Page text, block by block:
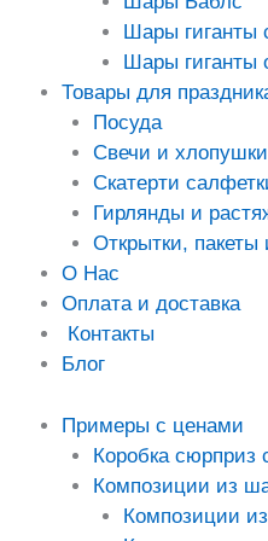
Шары гиганты
Шары гиганты
Товары для
Посуда
Свечи и хлопушки
Скатерти
Гирлянды и
Открытки, пакеты
О Нас
Оплата и доставка
Контакты
Блог
Примеры с ценами
Коробка сюрприз
Композиции из
Композиции